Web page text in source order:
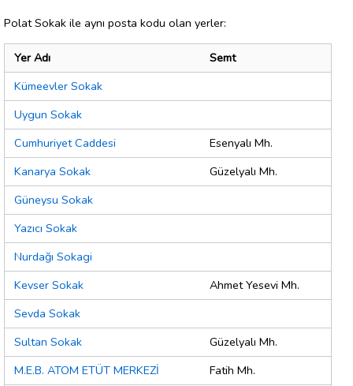
Polat Sokak ile aynı posta kodu olan yerler:
Yer Adı
Semt
Kümeevler Sokak
Uygun Sokak
Cumhuriyet Caddesi
Esenyalı Mh.
Kanarya Sokak
Güzelyalı Mh.
Güneysu Sokak
Yazıcı Sokak
Nurdağı Sokagi
Kevser Sokak
Ahmet Yesevi Mh.
Sevda Sokak
Sultan Sokak
Güzelyalı Mh.
M.E.B. ATOM ETÜT MERKEZİ
Fatih Mh.